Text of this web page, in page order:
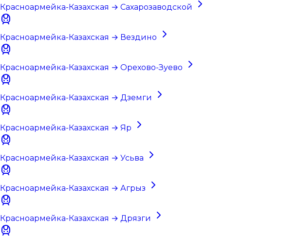
Красноармейка-Казахская → Сахарозаводской
Красноармейка-Казахская → Вездино
Красноармейка-Казахская → Орехово-Зуево
Красноармейка-Казахская → Дземги
Красноармейка-Казахская → Яр
Красноармейка-Казахская → Усьва
Красноармейка-Казахская → Агрыз
Красноармейка-Казахская → Дрязги